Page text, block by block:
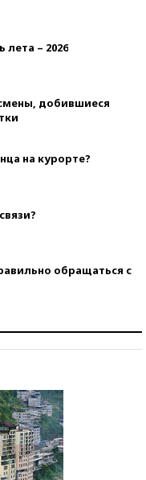
лета – 2026
добившиеся
на курорте?
обращаться с